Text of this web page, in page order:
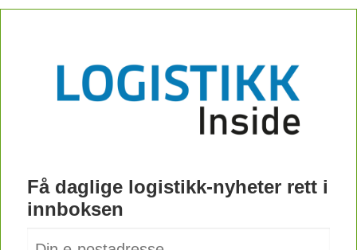
Få daglige logistikk-nyheter rett i
innboksen